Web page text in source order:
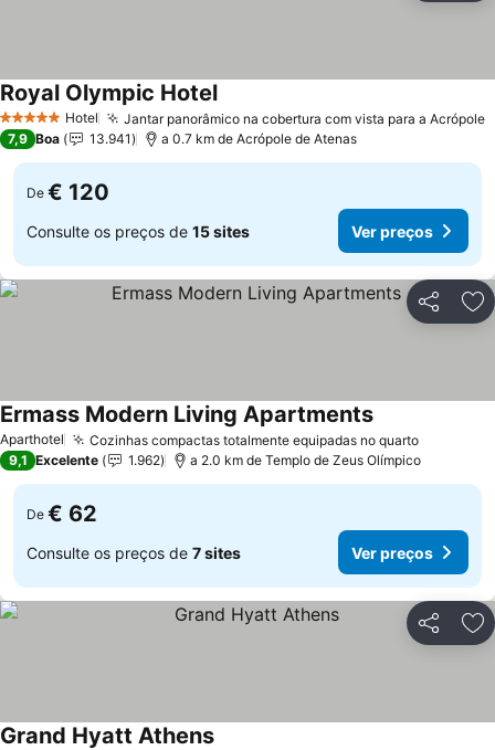
5 Estrelas Hotel Jantar panorâmico na cobertura com vista para a Acrópole
Royal Olympic Hotel
7,9 Boa 13.941 a 0.7 km de Acrópole de Atenas
De € 120
Consulte os preços de 15 sites Ver preços
Partilhar
Aparthotel Cozinhas compactas totalmente equipadas no quarto
Ermass Modern Living Apartments
9,1 Excelente 1.962 a 2.0 km de Templo de Zeus Olímpico
De € 62
Consulte os preços de 7 sites Ver preços
Partilhar
Grand Hyatt Athens